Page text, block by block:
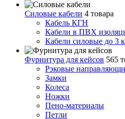
Силовые кабели 4 товара
Кабель КГН
Кабели в ПВХ
Кабели силовые до 3
Фурнитура для кейсов 565
Рэковые
Замки
Колеса
Ножки
Пено-материалы
Петли